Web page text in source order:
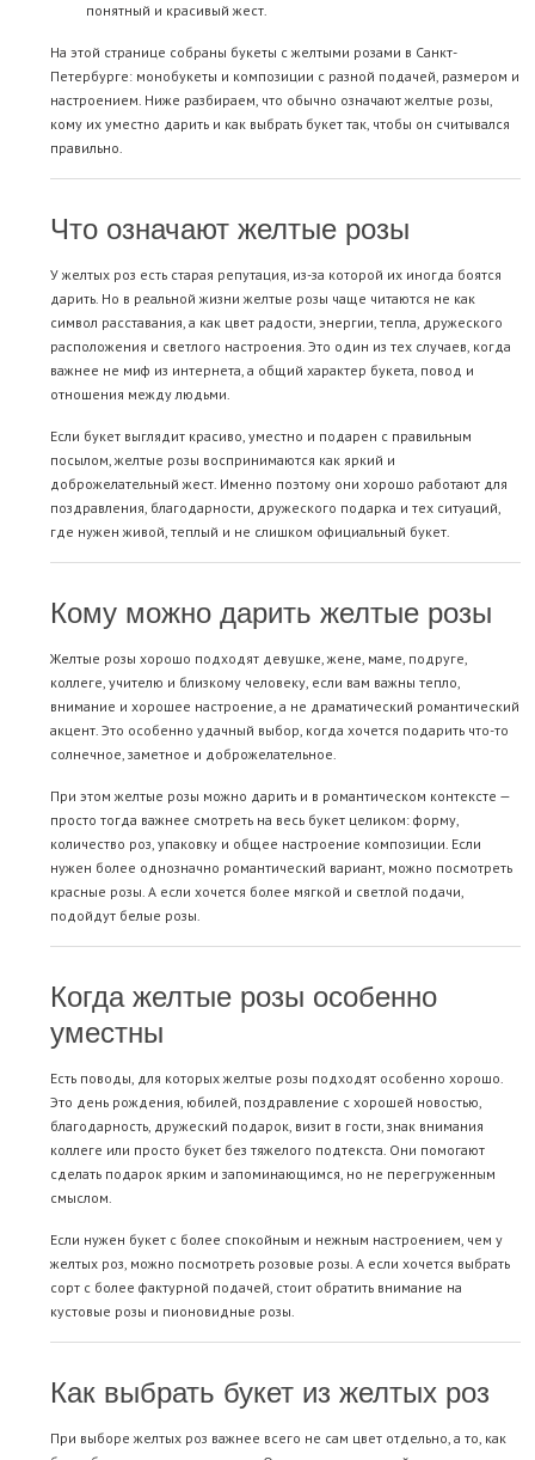
понятный и красивый жест.
На этой странице собраны букеты с желтыми розами в Санкт-
Петербурге: монобукеты и композиции с разной подачей, размером и
настроением. Ниже разбираем, что обычно означают желтые розы,
кому их уместно дарить и как выбрать букет так, чтобы он считывался
правильно.
Что означают желтые розы
У желтых роз есть старая репутация, из-за которой их иногда боятся
дарить. Но в реальной жизни желтые розы чаще читаются не как
символ расставания, а как цвет радости, энергии, тепла, дружеского
расположения и светлого настроения. Это один из тех случаев, когда
важнее не миф из интернета, а общий характер букета, повод и
отношения между людьми.
Если букет выглядит красиво, уместно и подарен с правильным
посылом, желтые розы воспринимаются как яркий и
доброжелательный жест. Именно поэтому они хорошо работают для
поздравления, благодарности, дружеского подарка и тех ситуаций,
где нужен живой, теплый и не слишком официальный букет.
Кому можно дарить желтые розы
Желтые розы хорошо подходят девушке, жене, маме, подруге,
коллеге, учителю и близкому человеку, если вам важны тепло,
внимание и хорошее настроение, а не драматический романтический
акцент. Это особенно удачный выбор, когда хочется подарить что-то
солнечное, заметное и доброжелательное.
При этом желтые розы можно дарить и в романтическом контексте —
просто тогда важнее смотреть на весь букет целиком: форму,
количество роз, упаковку и общее настроение композиции. Если
нужен более однозначно романтический вариант, можно посмотреть
красные розы. А если хочется более мягкой и светлой подачи,
подойдут белые розы.
Когда желтые розы особенно
уместны
Есть поводы, для которых желтые розы подходят особенно хорошо.
Это день рождения, юбилей, поздравление с хорошей новостью,
благодарность, дружеский подарок, визит в гости, знак внимания
коллеге или просто букет без тяжелого подтекста. Они помогают
сделать подарок ярким и запоминающимся, но не перегруженным
смыслом.
Если нужен букет с более спокойным и нежным настроением, чем у
желтых роз, можно посмотреть розовые розы. А если хочется выбрать
сорт с более фактурной подачей, стоит обратить внимание на
кустовые розы и пионовидные розы.
Как выбрать букет из желтых роз
При выборе желтых роз важнее всего не сам цвет отдельно, а то, как